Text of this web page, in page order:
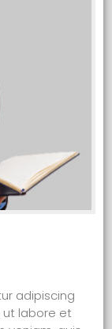
adipiscing
labore et